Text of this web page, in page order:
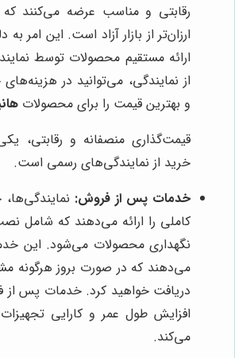
رقابتی و مناسب عرضه می‌کنند که
ارزان‌تر از بازار آزاد است. این امر
ارائه مستقیم محصولات توسط
از نمایندگی، می‌توانید در
و بهترین قیمت را برای محصولات
قیمت‌گذاری منصفانه و رقابتی،
خرید از نمایندگی‌های رسمی است.
خدمات پس از فروش:
کاملی را ارائه می‌دهند که شامل
نگهداری محصولات می‌شود. این
می‌دهند که در صورت بروز هرگونه
دریافت خواهید کرد. خدمات پس
افزایش طول عمر و کارایی
می‌کند.